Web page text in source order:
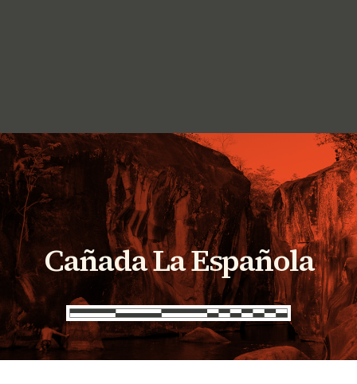
Cañada La Española